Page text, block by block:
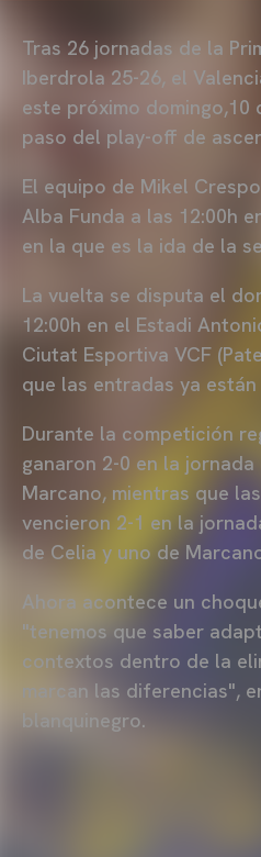
Tras 26 jornadas de la
Iberdrola 25-26, el
este próximo domingo,10
paso del play-off de
El equipo de Mikel
Alba Funda a las 12:00h
en la que es la ida de la
La vuelta se disputa el
12:00h en el Estadi
Ciutat Esportiva VCF
que las entradas ya
Durante la competición
ganaron 2-0 en la
Marcano, mientras que
vencieron 2-1 en la
de Celia y uno de
Ahora acontece un
"tenemos que saber
contextos dentro de la
marcan las diferencias",
blanquinegro.